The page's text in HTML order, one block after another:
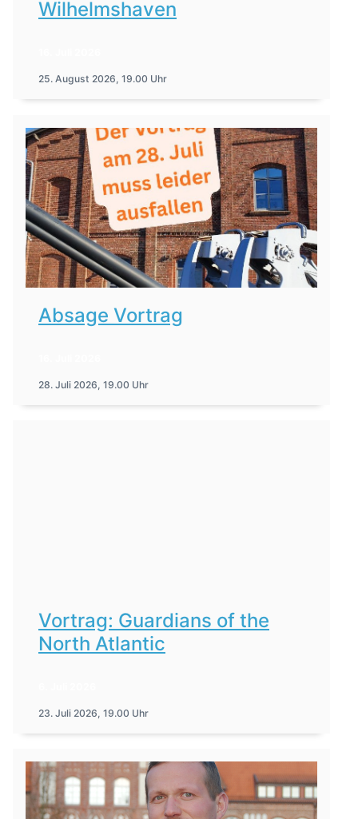
Wilhelmshaven
25. August 2026, 19.00 Uhr
Absage Vortrag
28. Juli 2026, 19.00 Uhr
Vortrag: Guardians of the
North Atlantic
23. Juli 2026, 19.00 Uhr